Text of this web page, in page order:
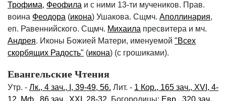
Трофима, Феофила и с ними 13-ти мучеников. Прав.
воина Феодора (икона) Ушакова. Сщмч. Аполлинария,
еп. Равеннийского. Сщмч. Михаила пресвитера и мч.
Андрея. Иконы Божией Матери, именуемой "Всех
скорбящих Радость" (икона) (с грошиками).
Евангельские Чтения
Утр. - Лк., 4 зач., I, 39-49, 56. Лит. - 1 Кор., 165 зач., XVI, 4-
12. Мф., 86 зач., XXI, 28-32. Богородицы: Евр., 320 зач.,